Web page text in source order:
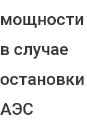
мощности
в случае
остановки
АЭС